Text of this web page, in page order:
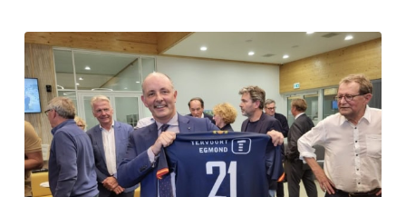
Als
hoofdsponsor
blij
met
beklonken
plan